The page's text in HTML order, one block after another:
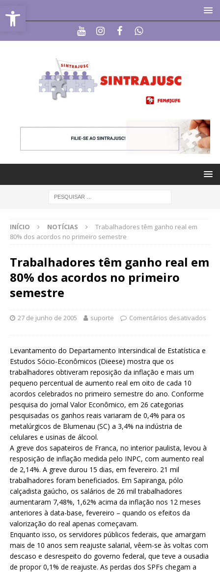
Abrir a barra de ferramentas
INÍCIO NOTÍCIAS
Trabalhadores têm ganho real em
80% dos acordos no primeiro semestre
Trabalhadores têm ganho real em
80% dos acordos no primeiro
semestre
27 de junho de 2005 suporte Comentários desativados
Levantamento do Departamento Intersindical de Estatística e
Estudos Sócio-Econômicos (Dieese) mostra que os
trabalhadores obtiveram reposição da inflação e mais um
pequeno percentual de aumento real em oito de cada 10
acordos celebrados no primeiro semestre do ano. Conforme
pesquisa do jornal Valor Econômico, em 26 categorias
pesquisadas os ganhos reais variaram de 0,4% para os
metalúrgicos de Blumenau (SC) a 3,4% na indústria de
celulares e usinas de álcool.
A greve dos sapateiros de Franca, no interior paulista, levou à
resposição de inflação medida pelo INPC, com aumento real
de 2,14%. A greve durou 15 dias, em fevereiro. 21 mil
trabalhadores foram beneficiados. Em Sapiranga, pólo
calçadista gaúcho, os salários de 26 mil trabalhadores
aumentaram 7,48%, 1,62% acima da inflação nos 12 meses
anteriores à data-base, fevereiro – quando os efeitos da
valorização do real apenas começavam.
Enquanto isso, os servidores públicos federais, que amargam
mais de 10 anos sem reajuste salarial, vêem-se às voltas com
descaso e desrespeito do governo federal, que teve a ousadia
de propor 0,1% de reajuste. As perdas dos SPFs chegam a